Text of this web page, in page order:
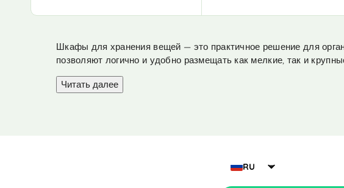
Шкафы для хранения вещей — это практичное решение для
позволяют логично и удобно размещать как мелкие, так и
Читать далее
RU